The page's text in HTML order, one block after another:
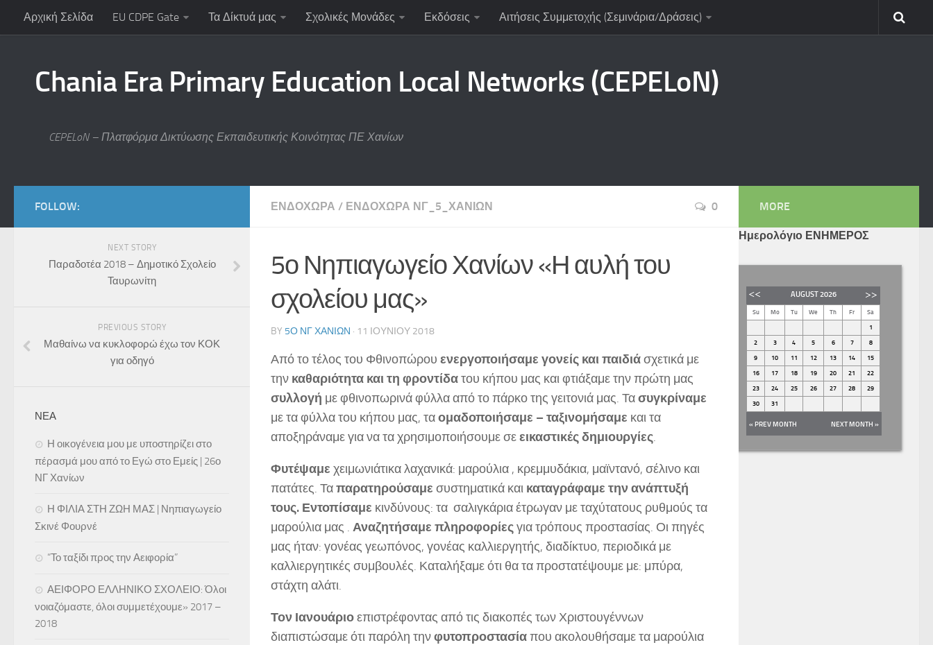
Αρχική Σελίδα EU CDPE Gate Τα Δίκτυά μας Σχολικές Μονάδες Εκδόσεις Αιτήσεις Συμμετοχής (Σεμινάρια/Δράσεις)
Chania Era Primary Education Local Networks (CEPELoN)
CEPELoN – Πλατφόρμα Δικτύωσης Εκπαιδευτικής Κοινότητας ΠΕ Χανίων
ΕΝΔΟΧΏΡΑ / ΕΝΔΟΧΏΡΑ ΝΓ_5_ΧΑΝΊΩΝ 0
5ο Νηπιαγωγείο Χανίων «Η αυλή του
σχολείου μας»
BY 5Ο ΝΓ ΧΑΝΊΩΝ · 11 ΙΟΥΝΊΟΥ 2018
Από το τέλος του Φθινοπώρου ενεργοποιήσαμε γονείς και παιδιάσχετικά με
την καθαριότητα και τη φροντίδατου κήπου μας και φτιάξαμε την πρώτη μας
συλλογή με φθινοπωρινά φύλλα από το πάρκο της γειτονιά μας. Τασυγκρίναμε
με τα φύλλα του κήπου μας, ταομαδοποιήσαμε – ταξινομήσαμε και τα
αποξηράναμε για να τα χρησιμοποιήσουμε σεεικαστικές δημιουργίες.
Φυτέψαμε χειμωνιάτικα λαχανικά: μαρούλια , κρεμμυδάκια, μαϊντανό, σέλινο και
πατάτες. Ταπαρατηρούσαμε συστηματικά και καταγράφαμε την ανάπτυξή
τους. Εντοπίσαμε κινδύνους: τα σαλιγκάρια έτρωγαν με ταχύτατους ρυθμούς τα
μαρούλια μας . Αναζητήσαμε πληροφορίεςγια τρόπους προστασίας. Οι πηγές
μας ήταν: γονέας γεωπόνος, γονέας καλλιεργητής, διαδίκτυο, περιοδικά με
καλλιεργητικές συμβουλές. Καταλήξαμε ότι θα τα προστατέψουμε με: μπύρα,
στάχτη αλάτι.
Τον Ιανουάριοεπιστρέφοντας από τις διακοπές των Χριστουγέννων
διαπιστώσαμε ότι παρόλη τηνφυτοπροστασίαπου ακολουθήσαμε τα μαρούλια
FOLLOW:
NEXT STORY
Παραδοτέα 2018 – Δημοτικό Σχολείο
Ταυρωνίτη
PREVIOUS STORY
Μαθαίνω να κυκλοφορώ έχω τον ΚΟΚ
για οδηγό
ΝΕΑ
Η οικογένεια μου με υποστηρίζει στο
πέρασμά μου από το Εγώ στο Εμείς | 26ο
ΝΓ Χανίων
Η ΦΙΛΙΑ ΣΤΗ ΖΩΗ ΜΑΣ | Νηπιαγωγείο
Σκινέ Φουρνέ
“Το ταξίδι προς την Αειφορία”
ΑΕΙΦΟΡΟ ΕΛΛΗΝΙΚΟ ΣΧΟΛΕΙΟ: Όλοι
νοιαζόμαστε, όλοι συμμετέχουμε» 2017 –
2018
MORE
Ημερολόγιο ΕΝΗΜΕΡΟΣ
AUGUST2026
Su Mo Tu We Th Fr Sa
1
2 3 4 5 6 7 8
9 10 11 12 13 14 15
16 17 18 19 20 21 22
23 24 25 26 27 28 29
30 31
« PREV MONTH NEXT MONTH »